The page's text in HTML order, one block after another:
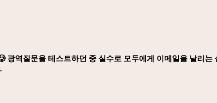
광역질문을 테스트하던 중 실수로 모두에게 이메일을 날리